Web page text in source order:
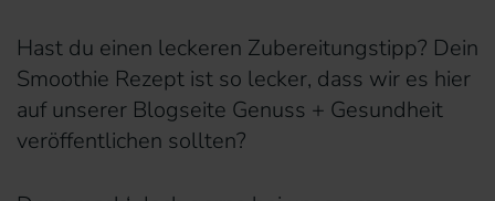
Hast du einen leckeren Zubereitungstipp? Dein
Smoothie Rezept ist so lecker, dass wir es hier
auf unserer Blogseite Genuss + Gesundheit
veröffentlichen sollten?